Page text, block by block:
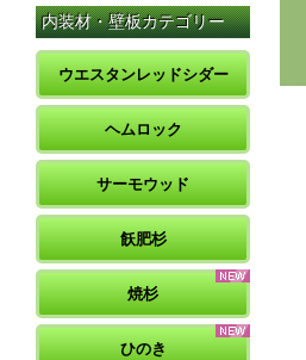
内装材・壁板カテゴリー
ウエスタンレッドシダー
ヘムロック
サーモウッド
飫肥杉
焼杉
ひのき